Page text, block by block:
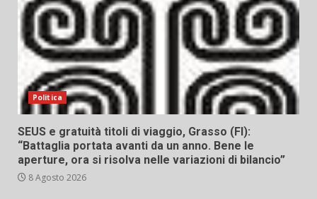
Politica
SEUS e gratuità titoli di viaggio, Grasso (FI):
“Battaglia portata avanti da un anno. Bene le
aperture, ora si risolva nelle variazioni di bilancio”
8 Agosto 2026